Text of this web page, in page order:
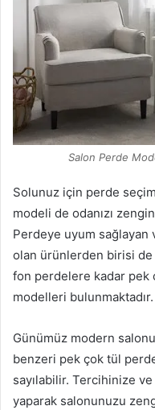
Salon Perde
Solunuz için perde
modeli de odanızı
Perdeye uyum
olan ürünlerden birisi
fon perdelere kadar pek
modelleri bulunmaktadır.
Günümüz modern
benzeri pek çok tül
sayılabilir. Tercihinize
yaparak salonunuzu